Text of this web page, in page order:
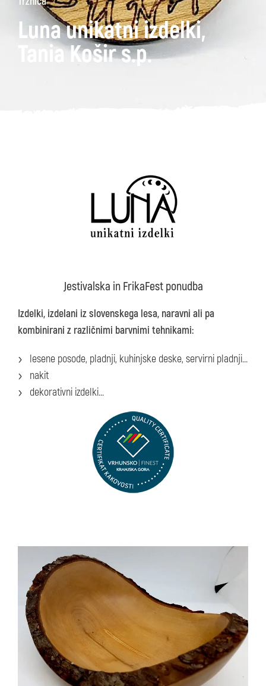
Luna unikatni izdelki,
Tania Košir s.p.
Jestivalska in FrikaFest ponudba
Izdelki, izdelani iz slovenskega lesa, naravni ali pa
kombinirani z različnimi barvnimi tehnikami:
lesene posode, pladnji, kuhinjske deske, servirni pladnji...
nakit
dekorativni izdelki...